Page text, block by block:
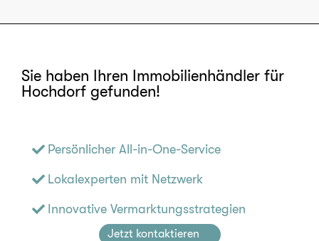
Sie haben Ihren Immobilienhändler für
Hochdorf gefunden!
Persönlicher All-in-One-Service
Lokalexperten mit Netzwerk
Innovative Vermarktungsstrategien
Jetzt kontaktieren